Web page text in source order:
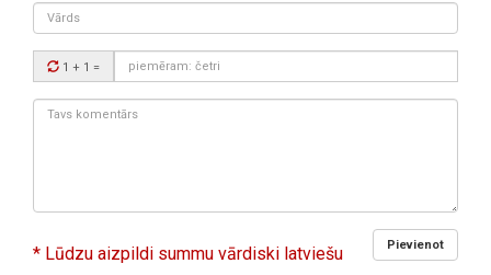
Vārds
Drošības
kods:
1 + 1 =
Tavs
Pievienot
* Lūdzu aizpildi summu vārdiski latviešu